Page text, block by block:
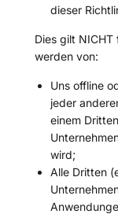
dieser
Dies gilt
werden von:
Uns offline
jeder
einem
wird;
Alle Dritten